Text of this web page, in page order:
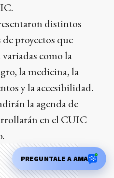
distintos
proyectos que
como la
la medicina, la
y la accesibilidad.
la agenda de
en el CUIC
PREGUNTALE A AMA